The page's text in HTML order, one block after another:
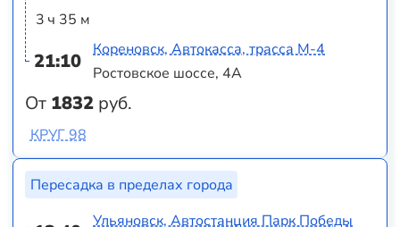
3 ч 35 м
21:10
От 1832 руб.
Кореновск, Автокасса, трасса М-4
Ростовское шоссе, 4А
КРУГ 98
Пересадка в пределах города
Ульяновск, Автостанция Парк Победы